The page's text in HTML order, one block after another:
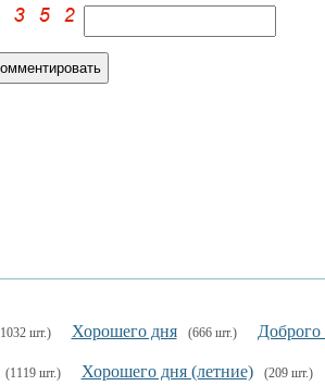
шт.) Хорошего дня (666 шт.) Доброго
(1119 шт.) Хорошего дня (летние) (209 шт.)